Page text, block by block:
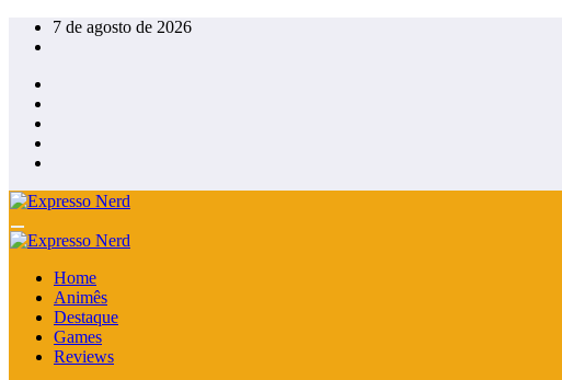
Pular
para
conteúdo
7 de agosto de 2026
Home
Animês
Destaque
Games
Reviews